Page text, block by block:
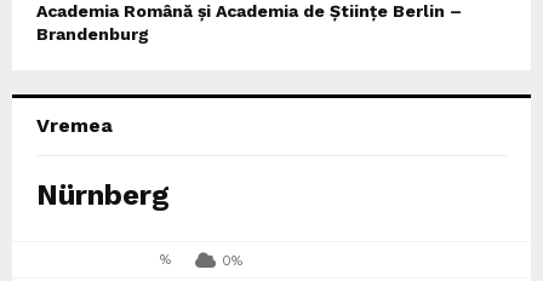
Academia Română și Academia de Științe Berlin –
Brandenburg
Vremea
Nürnberg
% 0%